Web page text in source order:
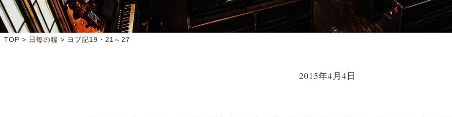
TOP > 日毎の糧 > ヨブ記19・21～27
2015年4月4日